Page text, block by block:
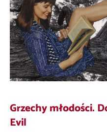
Grzechy młodości.
Evil